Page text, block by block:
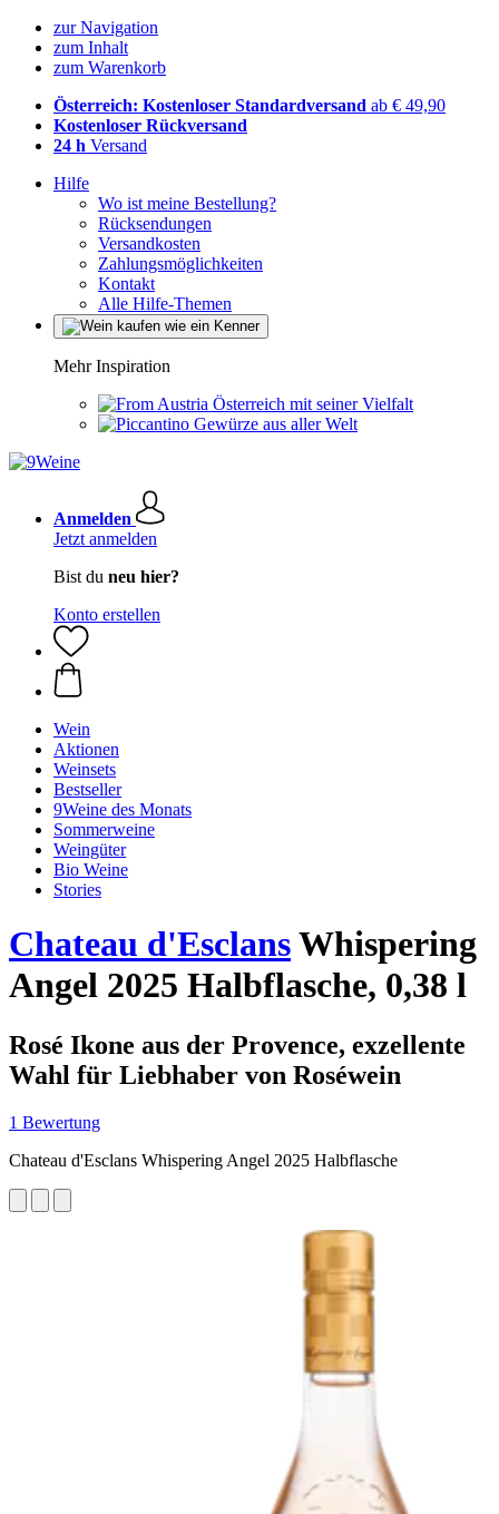
zur Navigation
zum Inhalt
zum Warenkorb
Österreich: Kostenloser Standardversand ab € 49,90
Kostenloser Rückversand
24 h Versand
Hilfe
Wo ist meine Bestellung?
Rücksendungen
Versandkosten
Zahlungsmöglichkeiten
Kontakt
Alle Hilfe-Themen
Mehr Inspiration
Österreich mit seiner Vielfalt
Gewürze aus aller Welt
Anmelden
Jetzt anmelden
Bist du neu hier?
Konto erstellen
Wein
Aktionen
Weinsets
Bestseller
9Weine des Monats
Sommerweine
Weingüter
Bio Weine
Stories
Chateau d'EsclansWhispering
Angel 2025 Halbflasche, 0,38 l
Rosé Ikone aus der Provence, exzellente
Wahl für Liebhaber von Roséwein
1 Bewertung
Chateau d'Esclans Whispering Angel 2025 Halbflasche